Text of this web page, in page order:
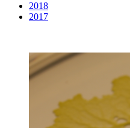
2018
2017